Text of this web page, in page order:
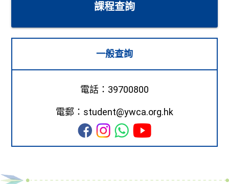
課程查詢
一般查詢
電話：39700800
電郵：student@ywca.org.hk